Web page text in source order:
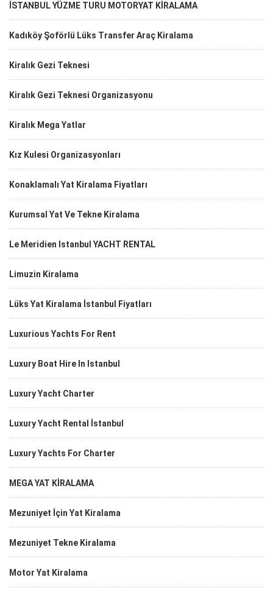
İSTANBUL YÜZME TURU MOTORYAT KİRALAMA
Kadıköy Şoförlü Lüks Transfer Araç Kiralama
Kiralık Gezi Teknesi
Kiralık Gezi Teknesi Organizasyonu
Kiralık Mega Yatlar
Kız Kulesi Organizasyonları
Konaklamalı Yat Kiralama Fiyatları
Kurumsal Yat Ve Tekne Kiralama
Le Meridien Istanbul YACHT RENTAL
Limuzin Kiralama
Lüks Yat Kiralama İstanbul Fiyatları
Luxurious Yachts For Rent
Luxury Boat Hire In Istanbul
Luxury Yacht Charter
Luxury Yacht Rental İstanbul
Luxury Yachts For Charter
MEGA YAT KİRALAMA
Mezuniyet İçin Yat Kiralama
Mezuniyet Tekne Kiralama
Motor Yat Kiralama